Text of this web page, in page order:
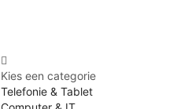
Kies een categorie
Telefonie & Tablet